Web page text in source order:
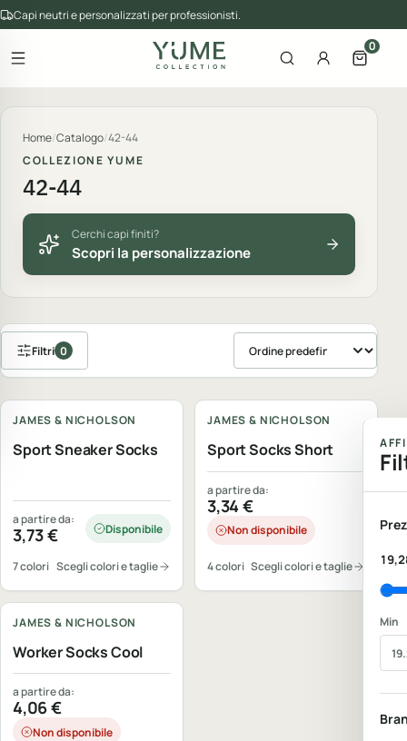
Capi neutri e personalizzati per professionisti.
Apri il menu
del catalogo
Apri la ricerca
AccountApri il
0
Home/Catalogo/42-44
COLLEZIONE YUME
42-44
Cerchi capi finiti?
Scopri la personalizzazione
Min
Filtri 0 Ordina prodotti
Personalizzabile
JAMES & NICHOLSON
Sport Sneaker Socks
a partire da:
3,73€ Disponibile
7 colori Scegli colori e taglie
Personalizzabile
JAMES & NICHOLSON
Sport Socks Short
a partire da:
3,34€
Non disponibile
4 colori Scegli colori e taglie
JAMES & NICHOLSON
Worker Socks Cool
a partire da:
4,06€
Non disponibile